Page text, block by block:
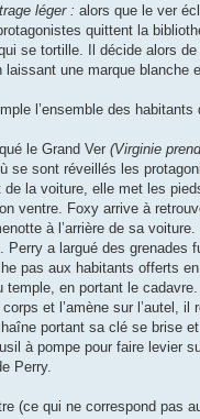
léger : alors que le ver
quittent la
se tortille. Il décide alors
une marque blanche
l’ensemble des
le Grand Ver (Virginie
sont réveillés les
de la voiture, elle met les
ventre. Foxy arrive à
à l’arrière de sa
a largué des
pas aux habitants offerts
temple, en portant le cadavre.
et l’amène sur l’autel,
portant sa clé se brise
à pompe pour faire levier
Perry.
(ce qui ne correspond pas